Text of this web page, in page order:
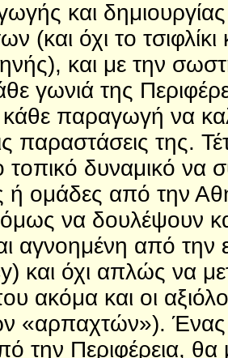
και
(και όχι το
και με την
γωνιά της
παραγωγή να
παραστάσεις της.
δυναμικό να
ή ομάδες από την
να δουλέψουν
αγνοημένη από την
και όχι απλώς να
ακόμα και οι
«αρπαχτών»). Ένας
την Περιφέρεια, θα